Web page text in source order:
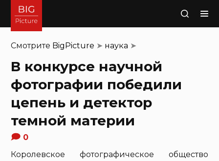
Поиск
Смотрите BigPicture ➤ наука ➤
В конкурсе научной
фотографии победили
цепень и детектор
темной материи
0
Королевское фотографическое общество